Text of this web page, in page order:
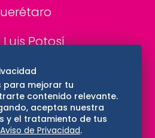
Potosí
para mejorar tu
contenido relevante.
aceptas nuestra
y el tratamiento de tus
Aviso de Privacidad.